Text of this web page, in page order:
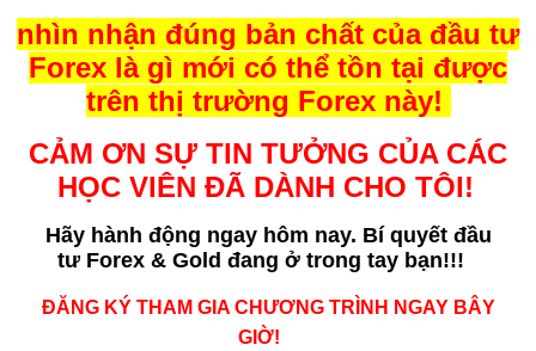
nhìn nhận đúng bản chất của đầu tư
Forex là gì mới có thể tồn tại được
trên thị trường Forex này!
CẢM ƠN SỰ TIN TƯỞNG CỦA CÁC
HỌC VIÊN ĐÃ DÀNH CHO TÔI!
Hãy hành động ngay hôm nay. Bí quyết đầu
tư Forex & Gold đang ở trong tay bạn!!!
ĐĂNG KÝ THAM GIA CHƯƠNG TRÌNH NGAY BÂY
GIỜ!